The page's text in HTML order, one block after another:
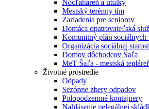
Nocľaháreň a útulky
Mestský terénny tím
Zariadenia pre seniorov
Domáca opatrovateľská
Komunitný plán sociálnych
Organizácia sociálnej
Domov dôchodcov Šaľa
MeT Šaľa - mestská
Životné prostredie
Odpady
Sezónne zbery odpadov
Polopodzemné kontajnery
Nahlásenie nelegálnej